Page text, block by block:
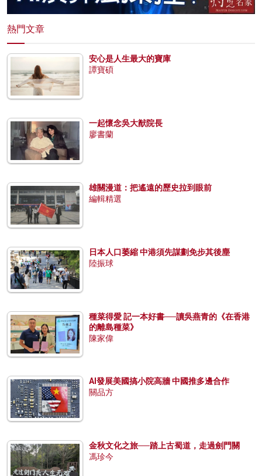
熱門文章
安心是人生最大的寶庫
譚寶碩
一起懷念吳大猷院長
廖書蘭
雄關漫道：把遙遠的歷史拉到眼前
編輯精選
日本人口萎縮 中港須先謀劃免步其後塵
陸振球
種菜得愛 記一本好書──讀吳燕青的《在香港
的離島種菜》
陳家偉
AI發展美國搞小院高牆 中國推多邊合作
關品方
金秋文化之旅──踏上古蜀道，走過劍門關
馮珍今